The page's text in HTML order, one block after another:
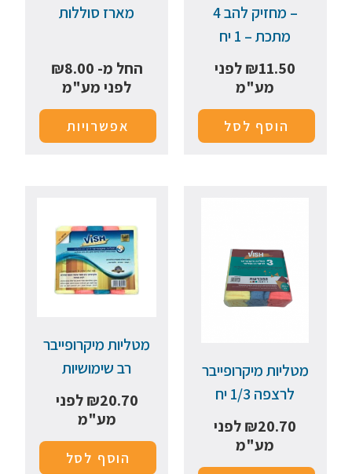
– מחזיק להב 4
מתכת – 1 יח
₪11.50
לפני
מע"מ
הוסף לסל
מארז סוללות
החל מ- ₪8.00
לפני מע"מ
אפשרויות
מטליות מיקרופייבר
לרצפה 1/3 יח
₪20.70
לפני
מע"מ
מטליות מיקרופייבר
רב שימושיות
₪20.70
לפני
מע"מ
הוסף לסל